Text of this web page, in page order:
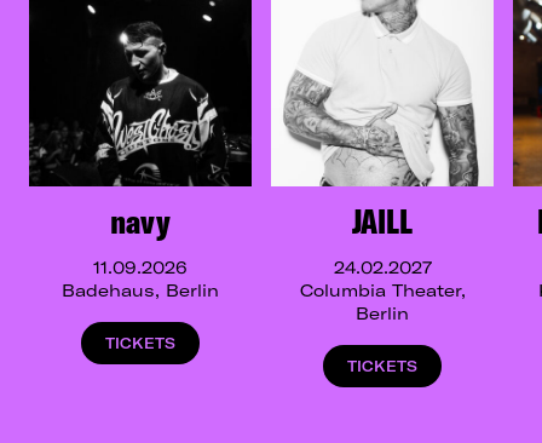
navy
11.09.2026
Badehaus, Berlin
TICKETS
JAILL
24.02.2027
Columbia Theater,
Berlin
TICKETS